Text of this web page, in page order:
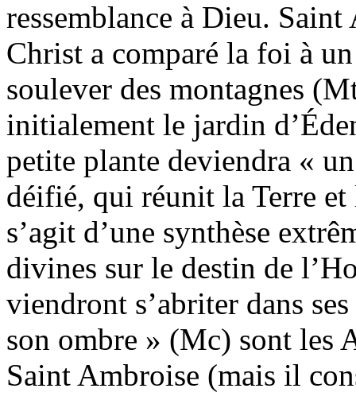
ressemblance à Dieu.
Christ a comparé la foi à
soulever des montagnes
initialement le jardin
petite plante deviendra «
déifié, qui réunit la Terre
s’agit d’une synthèse
divines sur le destin de
viendront s’abriter dans
son ombre » (Mc) sont les
Saint Ambroise (mais il